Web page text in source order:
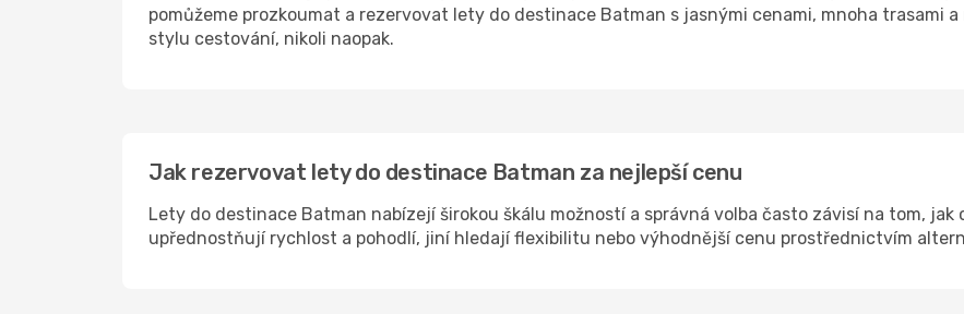
pomůžeme prozkoumat a rezervovat lety do destinace Batman s jasnými cenami, mnoha trasami
stylu cestování, nikoli naopak.
Jak rezervovat lety do destinace Batman za nejlepší cenu
Lety do destinace Batman nabízejí širokou škálu možností a správná volba často závisí na tom,
upřednostňují rychlost a pohodlí, jiní hledají flexibilitu nebo výhodnější cenu prostřednictvím